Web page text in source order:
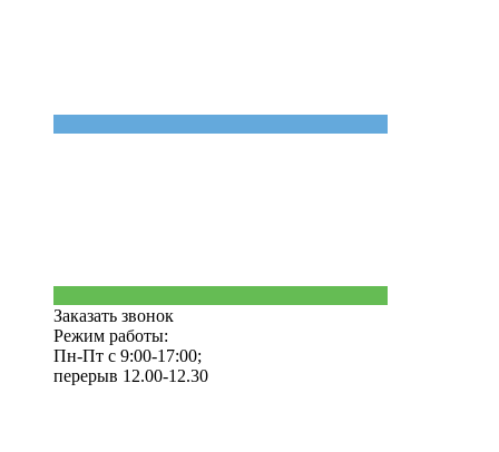
Заказать звонок
Режим работы:
Пн-Пт с 9:00-17:00;
перерыв 12.00-12.30